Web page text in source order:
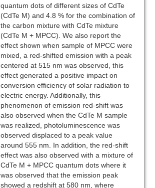
quantum dots of different sizes of CdTe
(CdTe M) and 4.8 % for the combination of
the carbon mixture with CdTe mixture
(CdTe M + MPCC). We also report the
effect shown when sample of MPCC were
mixed, a red-shifted emission with a peak
centered at 515 nm was observed, this
effect generated a positive impact on
conversion efficiency of solar radiation to
electric energy. Additionally, this
phenomenon of emission red-shift was
also observed when the CdTe M sample
was realized, photoluminescence was
observed displaced to a peak value
around 555 nm. In addition, the red-shift
effect was also observed with a mixture of
CdTe M + MPCC quantum dots where it
was observed that the emission peak
showed a redshift at 580 nm, where